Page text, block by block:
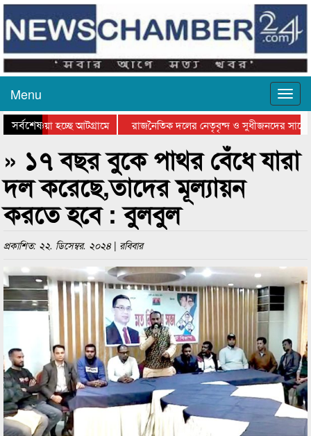
Menu
সর্বশেষ
যাওয়া হচ্ছে আটগ্রামে
রাজনৈতিক দলের নেতৃবৃন্দ ও সুধীজনদের সাথে
সিলেটে বাংলাদেশ গ্রুপ থিয়েটার
» ১৭ বছর বুকে পাথর বেঁধে যারা
দল করেছে,তাদের মূল্যায়ন
করতে হবে : বুলবুল
প্রকাশিত: ২২. ডিসেম্বর. ২০২৪ | রবিবার